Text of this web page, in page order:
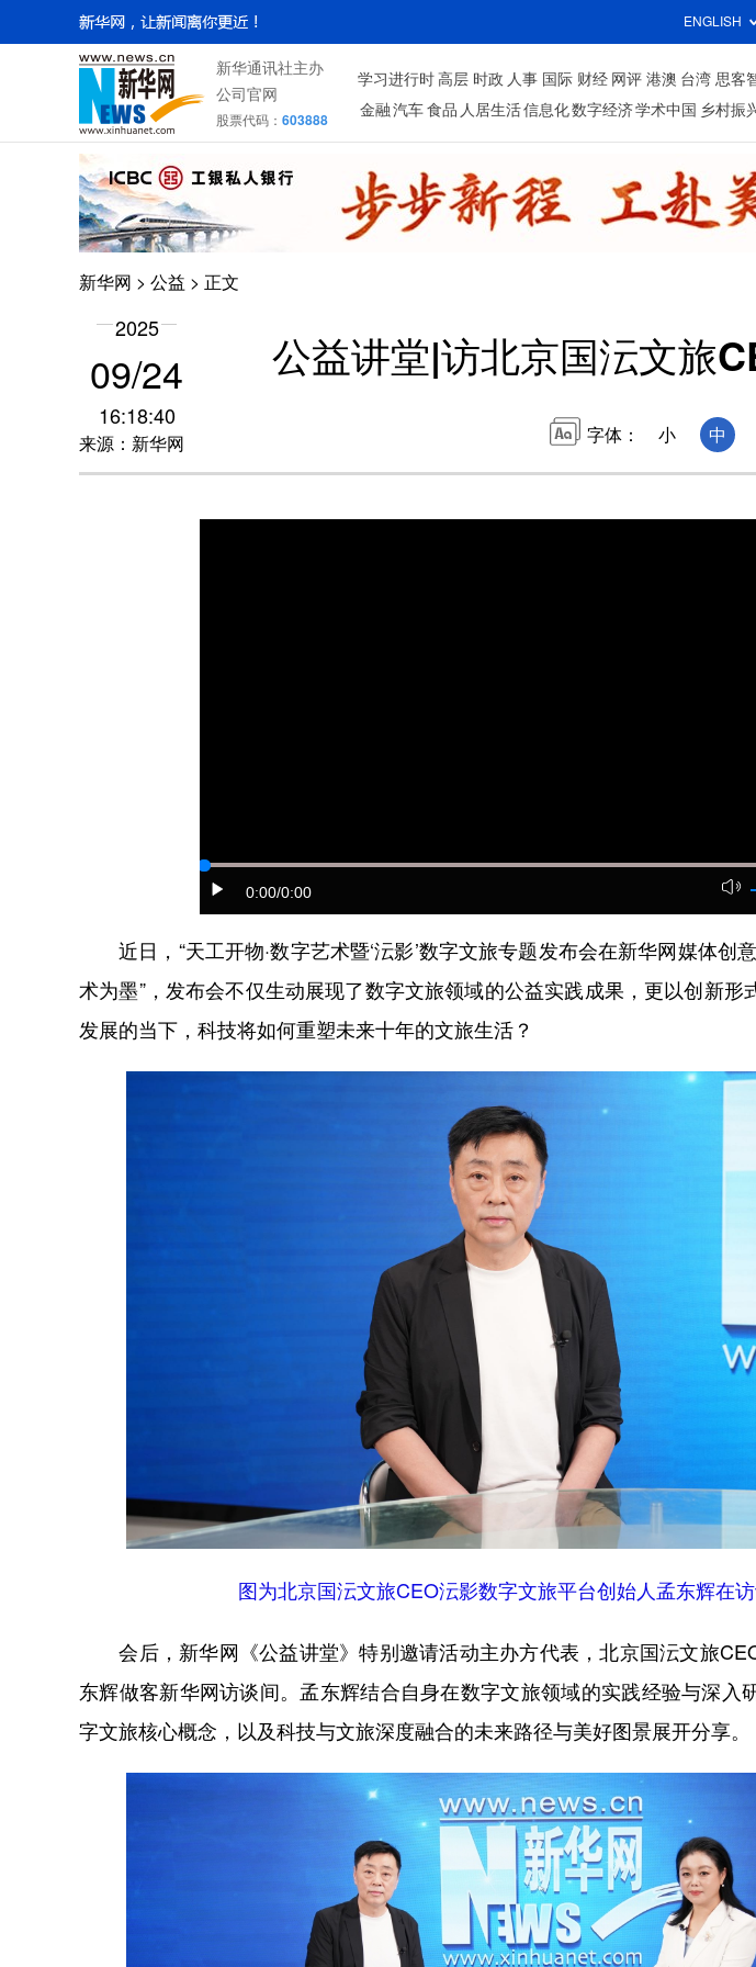
ENGLISH
新华通讯社主办
公司官网
股票代码： 603888
学习进行时 高层 时政 人事 国际 财经 网评 港澳 台湾 思客
金融 汽车 食品 人居生活信息化数字经济学术中国 乡村振
新华网 > 公益 > 正文
2025
09/24
16:18:40
来源：新华网
公益讲堂|访北京国沄文旅
字体： 小 中
0:00/0:00
近日，“天工开物·数字艺术暨‘沄影’数字文旅专题发布会在新华网媒体创
术为墨”，发布会不仅生动展现了数字文旅领域的公益实践成果，更以创新
发展的当下，科技将如何重塑未来十年的文旅生活？
图为北京国沄文旅CEO沄影数字文旅平台创始人孟东辉在
会后，新华网《公益讲堂》特别邀请活动主办方代表，北京国沄文旅
东辉做客新华网访谈间。孟东辉结合自身在数字文旅领域的实践经验与深入
字文旅核心概念，以及科技与文旅深度融合的未来路径与美好图景展开分享。